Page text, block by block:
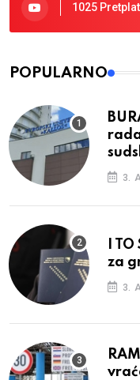
1025
POPULARNO
3.
I
za
3.